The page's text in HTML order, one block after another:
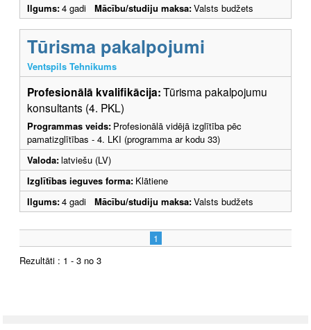
Ilgums:4 gadi Mācību/studiju maksa:Valsts budžets
Tūrisma pakalpojumi
Ventspils Tehnikums
Profesionālā kvalifikācija:Tūrisma pakalpojumu
konsultants (4. PKL)
Programmas veids: Profesionālā vidējā izglītība pēc
pamatizglītības - 4. LKI (programma ar kodu 33)
Valoda:latviešu (LV)
Izglītības ieguves forma: Klātiene
Ilgums:4 gadi Mācību/studiju maksa:Valsts budžets
1
Rezultāti : 1 - 3 no 3